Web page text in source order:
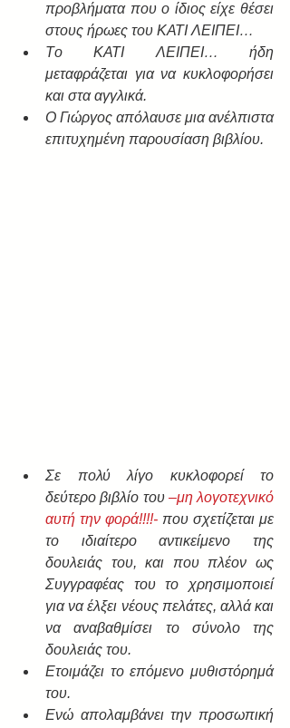
προβλήματα που ο ίδιος είχε θέσει
στους ήρωες του ΚΑΤΙ ΛΕΙΠΕΙ…
Tο ΚΑΤΙ ΛΕΙΠΕΙ… ήδη
μεταφράζεται για να κυκλοφορήσει
και στα αγγλικά.
Ο Γιώργος απόλαυσε μια ανέλπιστα
επιτυχημένη παρουσίαση βιβλίου.
Σε πολύ λίγο κυκλοφορεί το
δεύτερο βιβλίο του –μη λογοτεχνικό
αυτή την φορά!!!!- που σχετίζεται με
το ιδιαίτερο αντικείμενο της
δουλειάς του, και που πλέον ως
Συγγραφέας του το χρησιμοποιεί
για να έλξει νέους πελάτες, αλλά και
να αναβαθμίσει το σύνολο της
δουλειάς του.
Ετοιμάζει το επόμενο μυθιστόρημά
του.
Ενώ απολαμβάνει την προσωπική